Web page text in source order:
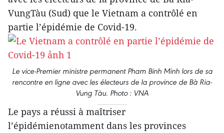
VungTàu (Sud) que le Vietnam a contrôlé en
partie l’épidémie de Covid-19.
Le vice-Premier ministre permanent Pham Binh Minh lors de sa
rencontre en ligne avec les électeurs de la province de Bà Ria-
Vung Tàu. Photo : VNA
Le pays a réussi à maîtriser
l’épidémienotamment dans les provinces